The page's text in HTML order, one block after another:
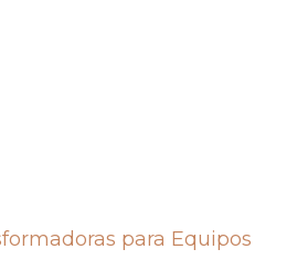
para Equipos